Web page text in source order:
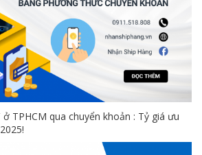
TPHCM qua chuyển khoản : Tỷ giá ưu